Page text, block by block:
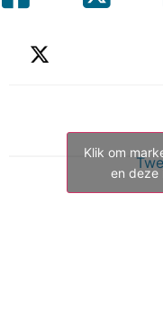
Klik om
en deze